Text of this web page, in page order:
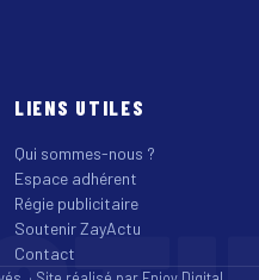
LIENS UTILES
Qui sommes-nous ?
Espace adhérent
Régie publicitaire
Soutenir ZayActu
Contact